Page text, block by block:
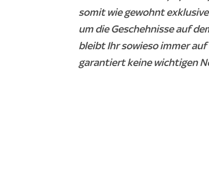
somit wie gewohnt
um die Geschehnisse auf
bleibt Ihr sowieso immer
garantiert keine wichtigen